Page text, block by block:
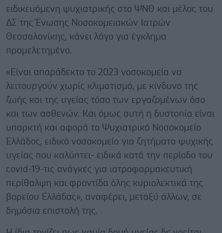
ειδικευόμενη ψυχιατρικής στο ΨΝΘ και μέλος του
ΔΣ της Ένωσης Νοσοκομειακών Ιατρών
Θεσσαλονίκης, κάνει λόγο για έγκλημα
προμελετημένο.
«Είναι απαράδεκτο το 2023 νοσοκομεία να
λειτουργούν χωρίς κλιματισμό, με κίνδυνο της
ζωής και της υγείας τόσο των εργαζομένων όσο
και των ασθενών. Και όμως αυτή η δυστοπία είναι
υπαρκτή και αφορά το Ψυχιατρικό Νοσοκομείο
Ελλάδος, ειδικό νοσοκομείο για ζητήματα ψυχικής
υγείας που καλύπτει- ειδικά κατά την περίοδο του
covid-19-τις ανάγκες για ιατροφαρμακευτική
περίθαλψη και φροντίδα όλης κυριολεκτικά της
βορείου Ελλάδας», αναφέρει, μεταξύ άλλων, σε
δημόσια επιστολή της.